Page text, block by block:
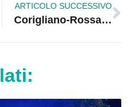
ARTICOLO SUCCESSIVO
Corigliano-Rossano. “Muzungu Safari”: evento solidale per sostenere una fattoria in Kenya